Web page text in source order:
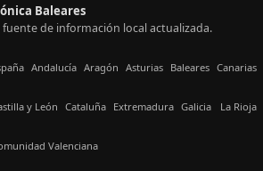
Baleares
fuente de información local actualizada.
Andalucía Aragón Asturias Baleares Canarias
y León Cataluña Extremadura Galicia La Rioja
Valenciana